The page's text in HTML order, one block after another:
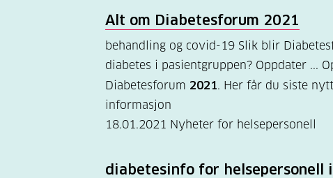
Alt om Diabetesforum 2021
behandling og covid-19 Slik blir
diabetes i pasientgruppen? Oppdater ...
Diabetesforum 2021. Her får du siste
informasjon
18.01.2021 Nyheter for helsepersonell
diabetesinfo for helsepersonell